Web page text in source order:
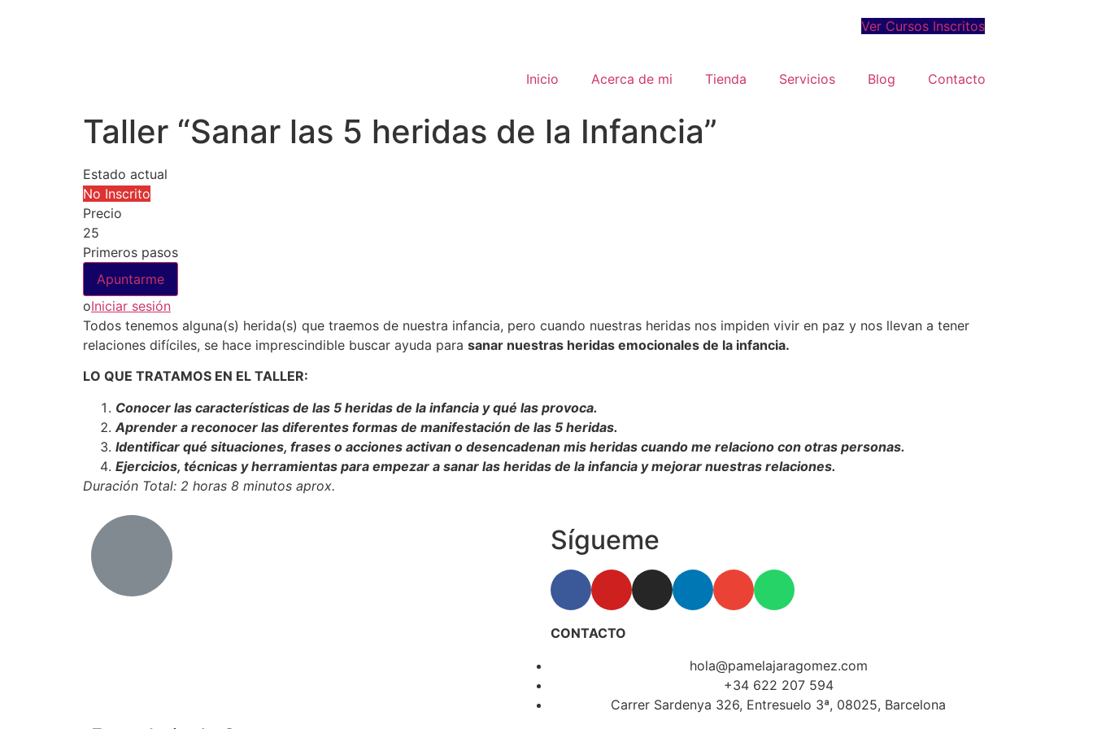
Ver Cursos Inscritos
Inicio Acerca de mi Tienda Servicios Blog Contacto
Taller “Sanar las 5 heridas de la Infancia”
Estado actual
No Inscrito
Precio
25
Primeros pasos
oIniciar sesión
Todos tenemos alguna(s) herida(s) que traemos de nuestra infancia, pero cuando nuestras heridas nos impiden vivir en paz y nos llevan a tener
relaciones difíciles, se hace imprescindible buscar ayuda para sanar nuestras heridas emocionales de la infancia.
LO QUE TRATAMOS EN EL TALLER:
Conocer las características de las 5 heridas de la infancia y qué las provoca.
Aprender a reconocer las diferentes formas de manifestación de las 5 heridas.
Identificar qué situaciones, frases o acciones activan o desencadenan mis heridas cuando me relaciono con otras personas.
Ejercicios, técnicas y herramientas para empezar a sanar las heridas de la infancia y mejorar nuestras relaciones.
Duración Total: 2 horas 8 minutos aprox.
Sígueme
CONTACTO
hola@pamelajaragomez.com
+34 622 207 594
Carrer Sardenya 326, Entresuelo 3ª, 08025, Barcelona